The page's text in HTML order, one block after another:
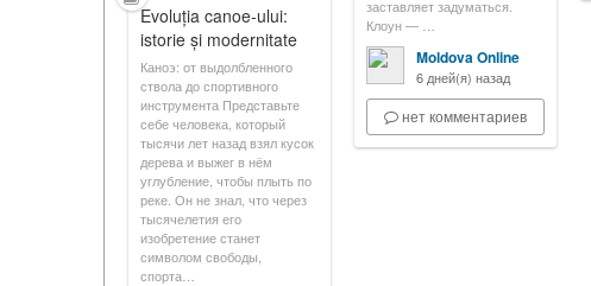
заставляет задуматься.
Клоун — …
Moldova Online
6 дней(я) назад
нет комментариев
Evoluția canoe-ului:
istorie și modernitate
Каноэ: от выдолбленного
ствола до спортивного
инструмента Представьте
себе человека, который
тысячи лет назад взял кусок
дерева и выжег в нём
углубление, чтобы плыть по
реке. Он не знал, что через
тысячелетия его
изобретение станет
символом свободы,
спорта…